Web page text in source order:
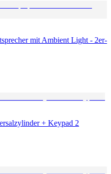
mit Ambient Light - 2er-
+ Keypad 2